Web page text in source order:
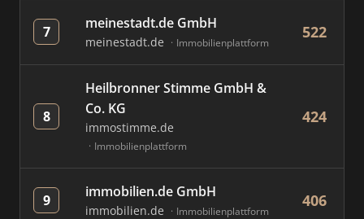
7 meinestadt.de GmbH
meinestadt.de Immobilienplattform
522
8
Heilbronner Stimme GmbH &
Co. KG
immostimme.de
Immobilienplattform
424
9 immobilien.de GmbH
immobilien.de Immobilienplattform
406